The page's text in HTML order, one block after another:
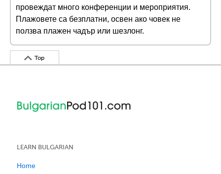
провеждат много конференции и мероприятия.
Плажовете са безплатни, освен ако човек не
ползва плажен чадър или шезлонг.
Top
LEARN BULGARIAN
Home